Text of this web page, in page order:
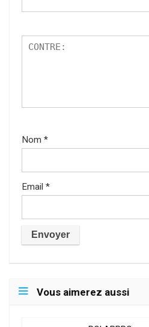
Nom *
Email *
Vous aimerez aussi